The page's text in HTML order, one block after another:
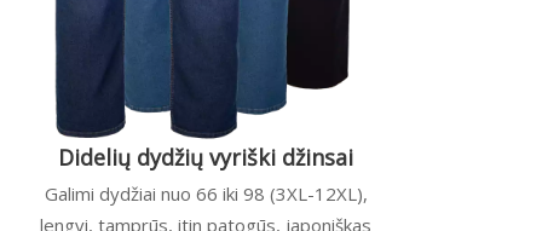
Didelių dydžių vyriški džinsai
Galimi dydžiai nuo 66 iki 98 (3XL-12XL),
lengvi, tamprūs, itin patogūs, japoniškas